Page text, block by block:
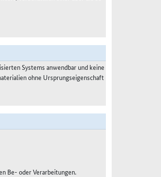
Systems anwendbar und keine
ohne Ursprungseigenschaft
Be- oder Verarbeitungen.